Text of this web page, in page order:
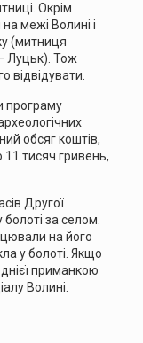
Окрім
межі Волині і
(митниця
Луцьк). Тож
відвідувати.
програму
обсяг коштів,
11 тисяч гривень,
Другої
болоті за селом.
на його
у болоті. Якщо
приманкою
Волині.